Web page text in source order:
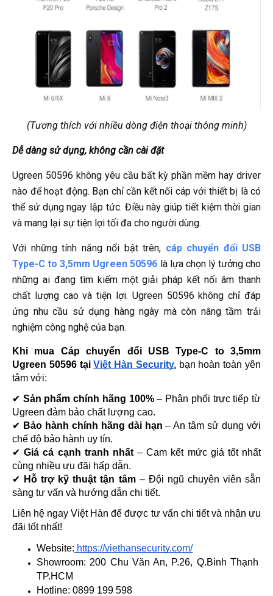
(Tương thích với nhiều dòng điện thoại thông minh)
Dễ dàng sử dụng, không cần cài đặt
Ugreen 50596 không yêu cầu bất kỳ phần mềm hay driver
nào để hoạt động. Bạn chỉ cần kết nối cáp với thiết bị là có
thể sử dụng ngay lập tức. Điều này giúp tiết kiệm thời gian
và mang lại sự tiện lợi tối đa cho người dùng.
Với những tính năng nổi bật trên, cáp chuyển đổi USB
Type-C to 3,5mm Ugreen 50596 là lựa chọn lý tưởng cho
những ai đang tìm kiếm một giải pháp kết nối âm thanh
chất lượng cao và tiện lợi. Ugreen 50596 không chỉ đáp
ứng nhu cầu sử dụng hàng ngày mà còn nâng tầm trải
nghiệm công nghệ của bạn.
Khi mua Cáp chuyển đổi USB Type-C to 3,5mm
Ugreen 50596 tại Việt Hàn Security, bạn hoàn toàn yên
tâm với:
✔ Sản phẩm chính hãng 100% – Phân phối trực tiếp từ
Ugreen đảm bảo chất lượng cao.
✔ Bảo hành chính hãng dài hạn – An tâm sử dụng với
chế độ bảo hành uy tín.
✔ Giá cả cạnh tranh nhất – Cam kết mức giá tốt nhất
cùng nhiều ưu đãi hấp dẫn.
✔ Hỗ trợ kỹ thuật tận tâm – Đội ngũ chuyên viên sẵn
sàng tư vấn và hướng dẫn chi tiết.
Liên hệ ngay Việt Hàn để được tư vấn chi tiết và nhận ưu
đãi tốt nhất!
Website: https://viethansecurity.com/
Showroom: 200 Chu Văn An, P.26, Q.Bình Thạnh
TP.HCM
Hotline: 0899 199 598